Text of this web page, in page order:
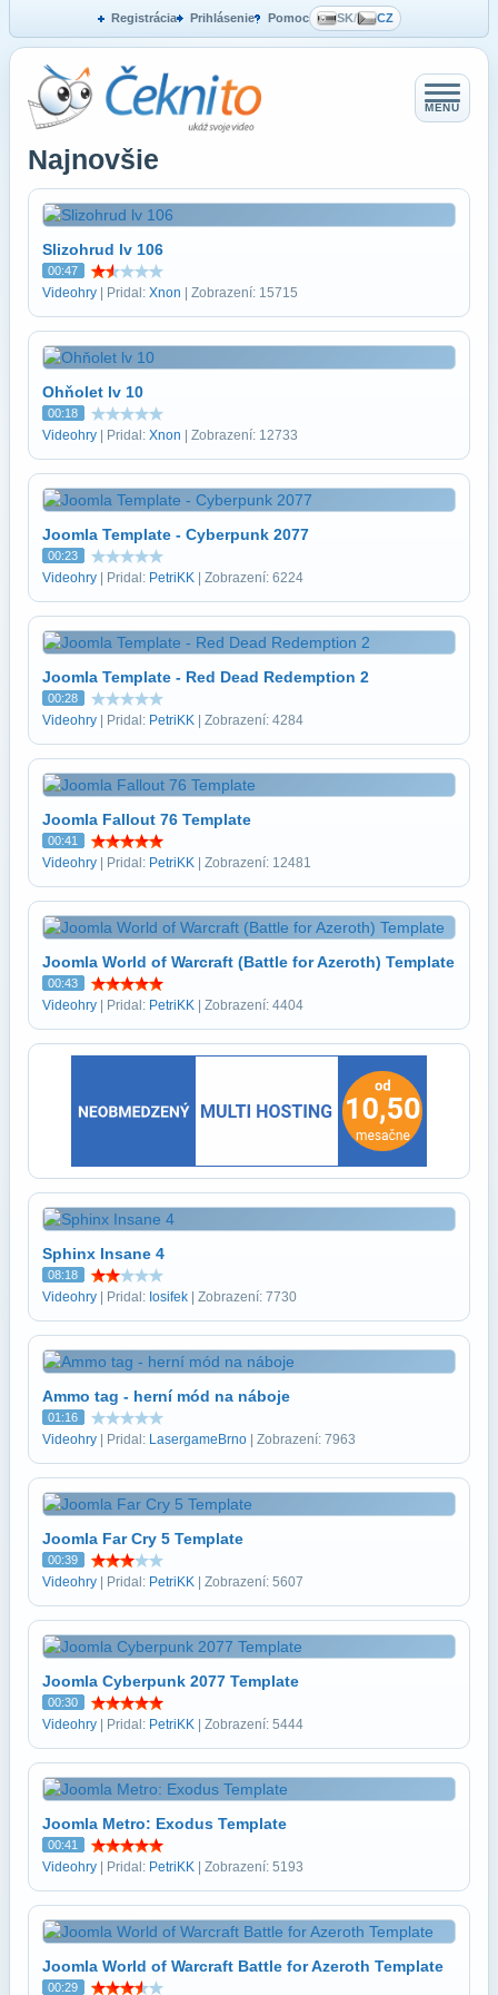
Registrácia Prihlásenie Pomoc SK/ CZ
MENU
Najnovšie
Slizohrud lv 106
00:47
Videohry | Pridal: Xnon | Zobrazení: 15715
Ohňolet lv 10
00:18
Videohry | Pridal: Xnon | Zobrazení: 12733
Joomla Template - Cyberpunk 2077
00:23
Videohry | Pridal: PetriKK | Zobrazení: 6224
Joomla Template - Red Dead Redemption 2
00:28
Videohry | Pridal: PetriKK | Zobrazení: 4284
Joomla Fallout 76 Template
00:41
Videohry | Pridal: PetriKK | Zobrazení: 12481
Joomla World of Warcraft (Battle for Azeroth) Template
00:43
Videohry | Pridal: PetriKK | Zobrazení: 4404
Sphinx Insane 4
08:18
Videohry | Pridal: Iosifek | Zobrazení: 7730
Ammo tag - herní mód na náboje
01:16
Videohry | Pridal: LasergameBrno | Zobrazení: 7963
Joomla Far Cry 5 Template
00:39
Videohry | Pridal: PetriKK | Zobrazení: 5607
Joomla Cyberpunk 2077 Template
00:30
Videohry | Pridal: PetriKK | Zobrazení: 5444
Joomla Metro: Exodus Template
00:41
Videohry | Pridal: PetriKK | Zobrazení: 5193
Joomla World of Warcraft Battle for Azeroth Template
00:29